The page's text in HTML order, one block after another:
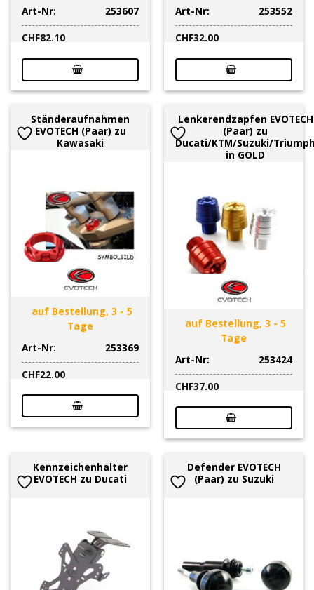
Art-Nr:
253607
CHF82.10
Art-Nr:
253552
CHF32.00
Ständeraufnahmen
EVOTECH (Paar) zu
Kawasaki
auf Bestellung, 3 - 5
Tage
Art-Nr:
253369
CHF22.00
Lenkerendzapfen EVOTECH
(Paar) zu
Ducati/KTM/Suzuki/
in GOLD
auf Bestellung, 3 - 5
Tage
Art-Nr:
253424
CHF37.00
Kennzeichenhalter
EVOTECH zu Ducati
Defender EVOTECH
(Paar) zu Suzuki